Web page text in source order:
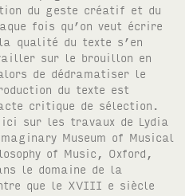
du geste créatif et du
fois qu’on veut écrire
qualité du texte s’en
sur le brouillon en
de dédramatiser le
du texte est
critique de sélection.
ici sur les travaux de Lydia
Museum of Musical
of Music, Oxford,
le domaine de la
que le XVIII e siècle